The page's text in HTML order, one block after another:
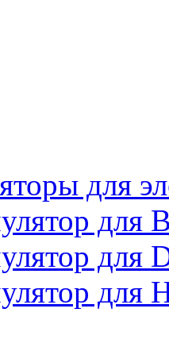
для
для
для
для